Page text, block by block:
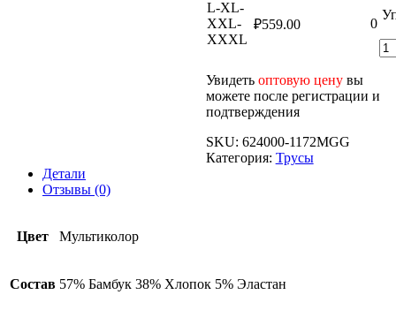
L-XL-
XXL-
XXXL
₽559.00 0
Увидеть оптовую ценувы
можете после регистрации и
подтверждения
SKU: 624000-1172MGG
Категория: Трусы
Детали
Отзывы (0)
Цвет Мультиколор
Состав 57% Бамбук 38% Хлопок 5% Эластан